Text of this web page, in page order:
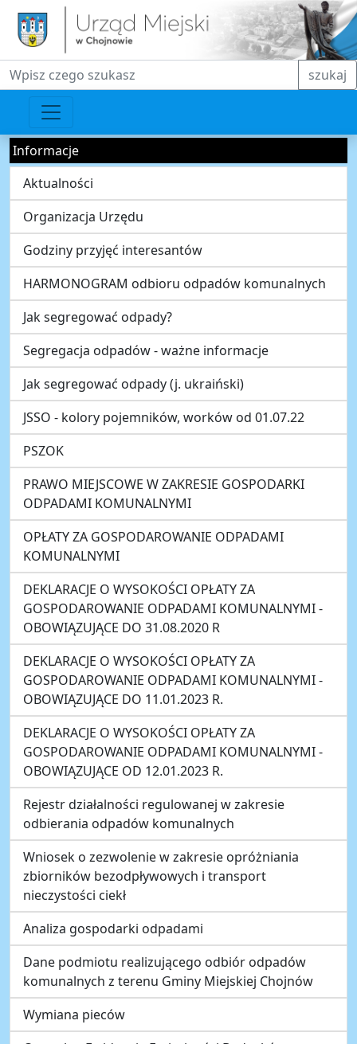
Fraza do wyszukiwania szukaj
Informacje
Aktualności
Organizacja Urzędu
Godziny przyjęć interesantów
HARMONOGRAM odbioru odpadów komunalnych
Jak segregować odpady?
Segregacja odpadów - ważne informacje
Jak segregować odpady (j. ukraiński)
JSSO - kolory pojemników, worków od 01.07.22
PSZOK
PRAWO MIEJSCOWE W ZAKRESIE GOSPODARKI
ODPADAMI KOMUNALNYMI
OPŁATY ZA GOSPODAROWANIE ODPADAMI
KOMUNALNYMI
DEKLARACJE O WYSOKOŚCI OPŁATY ZA
GOSPODAROWANIE ODPADAMI KOMUNALNYMI -
OBOWIĄZUJĄCE DO 31.08.2020 R
DEKLARACJE O WYSOKOŚCI OPŁATY ZA
GOSPODAROWANIE ODPADAMI KOMUNALNYMI -
OBOWIĄZUJĄCE DO 11.01.2023 R.
DEKLARACJE O WYSOKOŚCI OPŁATY ZA
GOSPODAROWANIE ODPADAMI KOMUNALNYMI -
OBOWIĄZUJĄCE OD 12.01.2023 R.
Rejestr działalności regulowanej w zakresie
odbierania odpadów komunalnych
Wniosek o zezwolenie w zakresie opróżniania
zbiorników bezodpływowych i transport
nieczystości ciekł
Analiza gospodarki odpadami
Dane podmiotu realizującego odbiór odpadów
komunalnych z terenu Gminy Miejskiej Chojnów
Wymiana pieców